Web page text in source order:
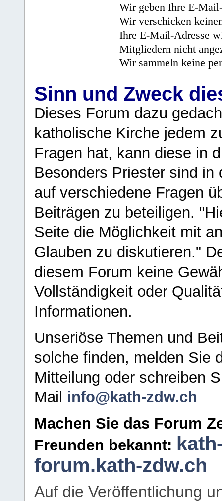
Wir geben Ihre E-
Wir verschicken
Ihre E-Mail-Adresse
Mitgliedern nicht
Wir sammeln keine
Sinn und Zweck
Dieses Forum dazu
katholische Kirche jedem
Fragen hat, kann diese in
Besonders Priester sind in
auf verschiedene Fragen
Beiträgen zu beteiligen.
Seite die Möglichkeit mit
Glauben zu diskutieren."
diesem Forum keine
Vollständigkeit oder
Informationen.
Unseriöse Themen und
solche finden, melden Sie
Mitteilung oder schreiben
Mail info@kath-zdw.ch
Machen Sie das Forum
Freunden bekannt:
forum.kath-zdw.ch
Auf die Veröffentlichung